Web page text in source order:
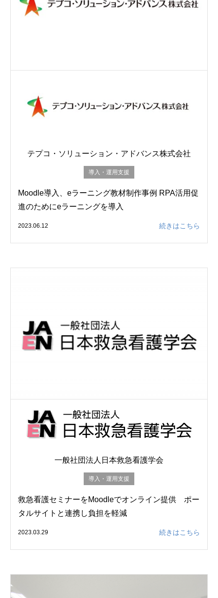
テプコ・ソリューション・アドバンス株式会社
導入・運用支援
Moodle導入、eラーニング教材制作事例 RPA活用促
進のためにeラーニングを導入
2023.06.12 続きはこちら
一般社団法人日本救急看護学会
導入・運用支援
救急看護セミナーをMoodleでオンライン提供 ポー
タルサイトと連携し負担を軽減
2023.03.29 続きはこちら